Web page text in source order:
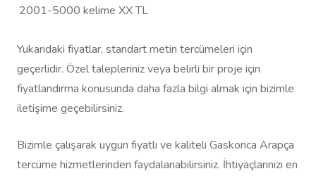
2001-5000 kelime XX TL
Yukarıdaki fiyatlar, standart metin tercümeleri için
geçerlidir. Özel talepleriniz veya belirli bir proje için
fiyatlandırma konusunda daha fazla bilgi almak için bizimle
iletişime geçebilirsiniz.
Bizimle çalışarak uygun fiyatlı ve kaliteli Gaskonca Arapça
tercüme hizmetlerinden faydalanabilirsiniz. İhtiyaçlarınızı en